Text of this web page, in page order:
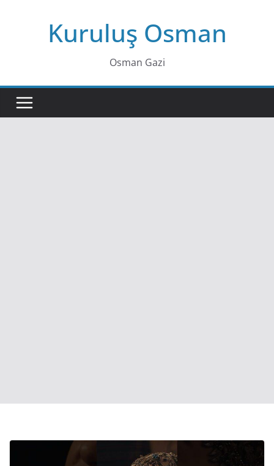
Kuruluş Osman
Osman Gazi